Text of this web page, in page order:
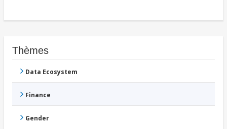
Thèmes
Data Ecosystem
Finance
Gender